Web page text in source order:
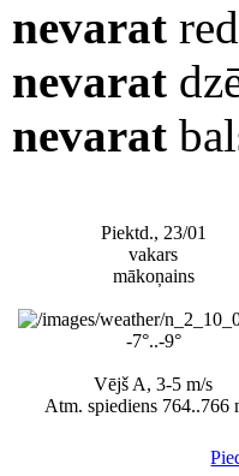
nevarat
nevarat
nevarat
Piektd., 23/01
vakars
mākoņains
-7°..-9°
Vējš A, 3-5 m/s
Atm. spiediens 764..766